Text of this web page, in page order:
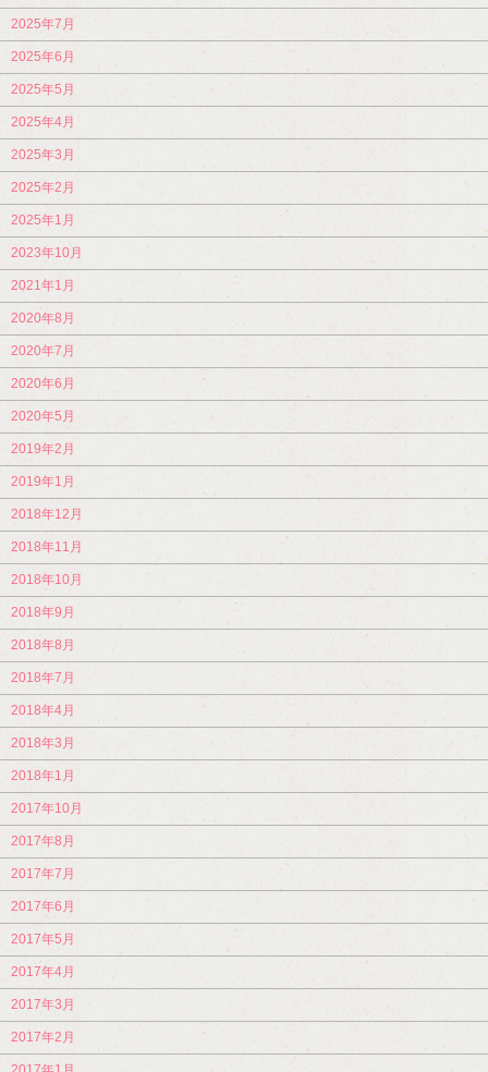
2025年7月
2025年6月
2025年5月
2025年4月
2025年3月
2025年2月
2025年1月
2023年10月
2021年1月
2020年8月
2020年7月
2020年6月
2020年5月
2019年2月
2019年1月
2018年12月
2018年11月
2018年10月
2018年9月
2018年8月
2018年7月
2018年4月
2018年3月
2018年1月
2017年10月
2017年8月
2017年7月
2017年6月
2017年5月
2017年4月
2017年3月
2017年2月